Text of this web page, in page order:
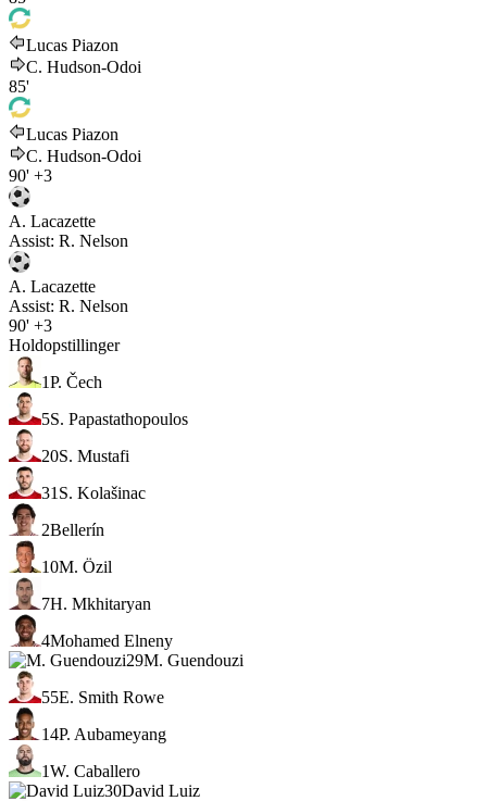
Lucas Piazon
C. Hudson-Odoi
85'
Lucas Piazon
C. Hudson-Odoi
90' +3
A. Lacazette
Assist: R. Nelson
A. Lacazette
Assist: R. Nelson
90' +3
Holdopstillinger
1P. Čech
5S. Papastathopoulos
20S. Mustafi
31 S. Kolašinac
2Bellerín
10M. Özil
7H. Mkhitaryan
4Mohamed Elneny
29M. Guendouzi
55E. Smith Rowe
14P. Aubameyang
1W. Caballero
30David Luiz